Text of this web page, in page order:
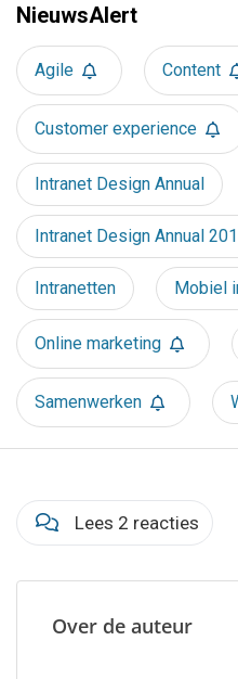
NieuwsAlert
Agile Content
Customer experience
Intranet Design Annual
Intranet Design Annual
Intranetten Mobiel
Online marketing
Samenwerken
Lees 2 reacties
Over de auteur